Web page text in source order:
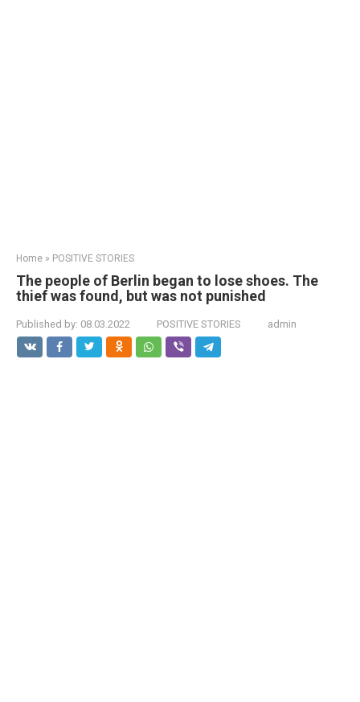
Home » POSITIVE STORIES
The people of Berlin began to lose shoes. The
thief was found, but was not punished
Published by: 08.03.2022 POSITIVE STORIES admin